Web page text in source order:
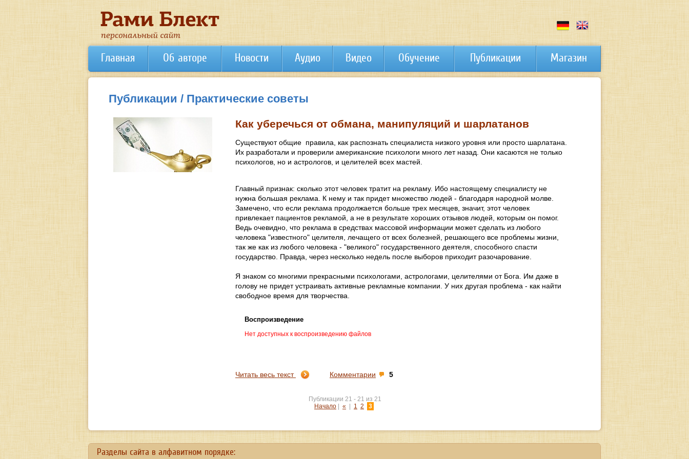
Главная Об авторе Новости Аудио Видео Обучение Публикации Магазин
Публикации / Практические советы
Как уберечься от обмана, манипуляций и шарлатанов
Существуют общие правила, как распознать специалиста низкого уровня или просто шарлатана.
Их разработали и проверили американские психологи много лет назад. Они касаются не только
психологов, но и астрологов, и целителей всех мастей.
Главный признак: сколько этот человек тратит на рекламу. Ибо настоящему специалисту не
нужна большая реклама. К нему и так придет множество людей - благодаря народной молве.
Замечено, что если реклама продолжается больше трех месяцев, значит, этот человек
привлекает пациентов рекламой, а не в результате хороших отзывов людей, которым он помог.
Ведь очевидно, что реклама в средствах массовой информации может сделать из любого
человека "известного" целителя, лечащего от всех болезней, решающего все проблемы жизни,
так же как из любого человека - "великого" государственного деятеля, способного спасти
государство. Правда, через несколько недель после выборов приходит разочарование.
Я знаком со многими прекрасными психологами, астрологами, целителями от Бога. Им даже в
голову не придет устраивать активные рекламные компании. У них другая проблема - как найти
свободное время для творчества.
Воспроизведение
Нет доступных к воспроизведению файлов
Читать весь текст Комментарии 5
Публикации 21 - 21 из 21
Начало
« 1 2 3
Разделы сайта в алфавитном порядке: